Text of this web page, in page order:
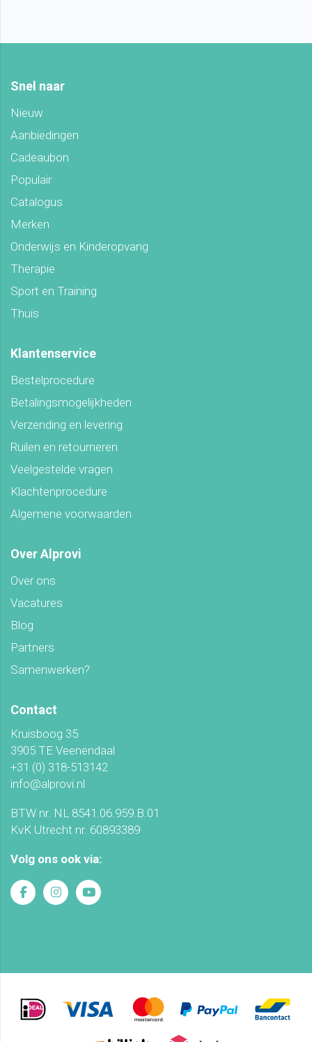
Snel naar
Nieuw
Aanbiedingen
Cadeaubon
Populair
Catalogus
Merken
Onderwijs en Kinderopvang
Therapie
Sport en Training
Thuis
Klantenservice
Bestelprocedure
Betalingsmogelijkheden
Verzending en levering
Ruilen en retourneren
Veelgestelde vragen
Klachtenprocedure
Algemene voorwaarden
Over Alprovi
Over ons
Vacatures
Blog
Partners
Samenwerken?
Contact
Kruisboog 35
3905 TE Veenendaal
+31 (0) 318-513142
info@alprovi.nl
BTW nr. NL 8541.06.959.B.01
KvK Utrecht nr. 60893389
Volg ons ook via: